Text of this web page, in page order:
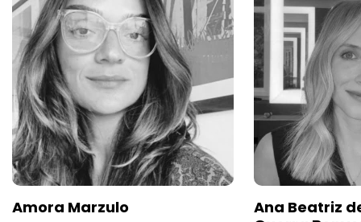
Amora Marzulo
Ana Beatriz